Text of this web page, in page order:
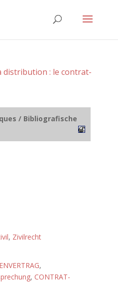
distribution : le contrat-
/ Bibliografische
, Zivilrecht
,
, CONTRAT-